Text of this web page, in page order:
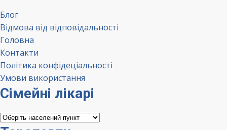
Блог
Відмова від відповідальності
Головна
Контакти
Політика конфідеціальності
Умови використання
Сімейні лікарі
Сімейні